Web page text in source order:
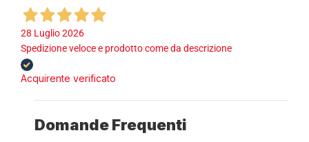
28 Luglio 2026
Spedizione veloce e prodotto come da descrizione
Acquirente verificato
Domande Frequenti